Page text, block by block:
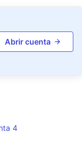
Abrir cuenta
4